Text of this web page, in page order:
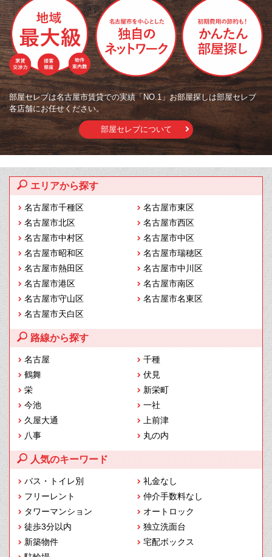
部屋セレブは名古屋市賃貸での実績「NO.1」お部屋探しは部屋セレブ
各店舗にお任せください。
部屋セレブについて
エリアから探す
名古屋市千種区
名古屋市東区
名古屋市北区
名古屋市西区
名古屋市中村区
名古屋市中区
名古屋市昭和区
名古屋市瑞穂区
名古屋市熱田区
名古屋市中川区
名古屋市港区
名古屋市南区
名古屋市守山区
名古屋市名東区
名古屋市天白区
路線から探す
名古屋
千種
鶴舞
伏見
栄
新栄町
今池
一社
久屋大通
上前津
八事
丸の内
人気のキーワード
バス・トイレ別
礼金なし
フリーレント
仲介手数料なし
タワーマンション
オートロック
徒歩3分以内
独立洗面台
新築物件
宅配ボックス